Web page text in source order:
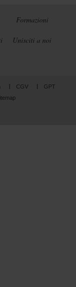
Formazioni
Unisciti a noi
CGV
GPT